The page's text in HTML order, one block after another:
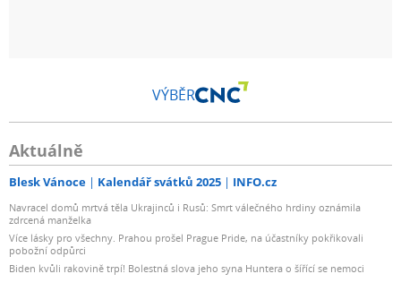
VÝBĚR
Aktuálně
Blesk Vánoce Kalendář svátků 2025 INFO.cz
Navracel domů mrtvá těla Ukrajinců i Rusů: Smrt válečného hrdiny oznámila
zdrcená manželka
Více lásky pro všechny. Prahou prošel Prague Pride, na účastníky pokřikovali
pobožní odpůrci
Biden kvůli rakovině trpí! Bolestná slova jeho syna Huntera o šířící se nemoci